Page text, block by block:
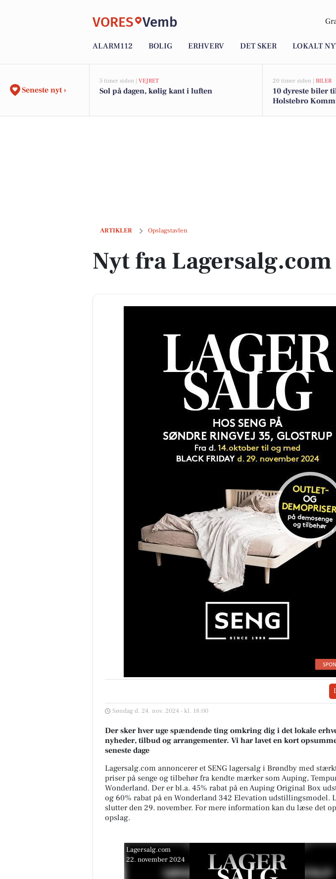
VORES Vemb
ALARM112 BOLIG ERHVERV DET SKER LOKALT
Seneste nyt ›
5 timer siden | VEJRET
Sol på dagen, kølig kant i luften
20 timer siden | BILER
10 dyreste biler
Holstebro
ARTIKLER Opslagstavlen
Nyt fra Lagersalg.com
Nyt fra Lagersalg.com
Søndag d. 24. nov. 2024 - kl. 18:00
Der sker hver uge spændende ting omkring dig i det lokale
nyheder, tilbud og arrangementer. Vi har lavet en kort
seneste dage
Lagersalg.com annoncerer et SENG lagersalg i Brøndby med
priser på senge og tilbehør fra kendte mærker som Auping,
Wonderland. Der er bl.a. 45% rabat på en Auping Original Box
og 60% rabat på en Wonderland 342 Elevation udstillingsmodel.
slutter den 29. november. For mere information kan du læse det
opslag.
Lagersalg.com
22. november 2024